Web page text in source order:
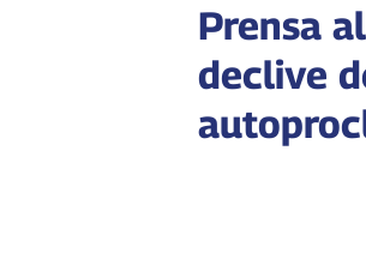
Prensa
declive